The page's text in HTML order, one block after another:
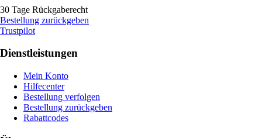
30 Tage Rückgaberecht
Bestellung zurückgeben
Trustpilot
Dienstleistungen
Mein Konto
Hilfecenter
Bestellung verfolgen
Bestellung zurückgeben
Rabattcodes